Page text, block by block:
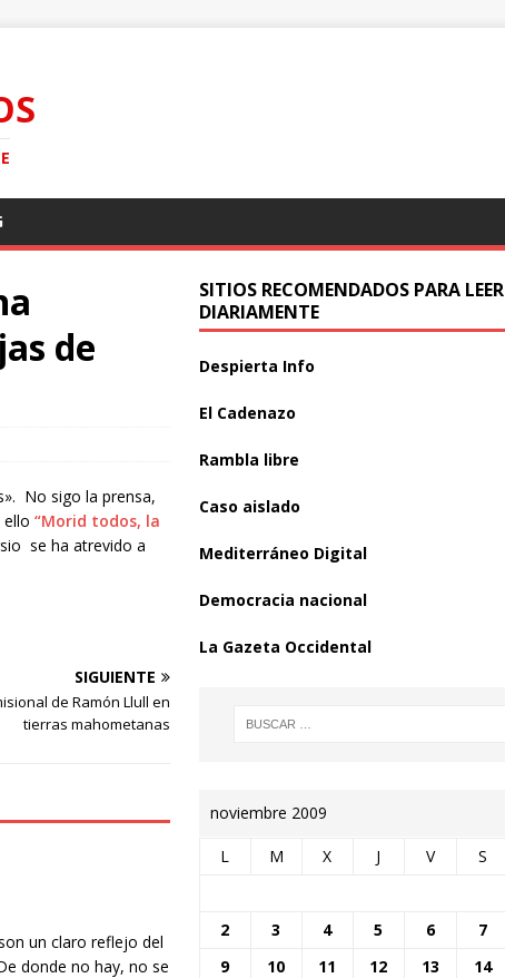
de
No sigo la prensa,
“Morid todos, la
se ha atrevido a
SIGUIENTE
de Ramón Llull en
tierras mahometanas
un claro reflejo del
donde no hay, no se
SITIOS RECOMENDADOS PARA LEER
DIARIAMENTE
Despierta Info
El Cadenazo
Rambla libre
Caso aislado
Mediterráneo Digital
Democracia nacional
La Gazeta Occidental
noviembre 2009
L M X J V S
2
3 4 5 6 7
9
10 11 12 13 14